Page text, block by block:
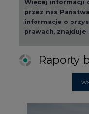
Więcej informacji
przez nas
informacje o
prawach, znajduje
Raporty